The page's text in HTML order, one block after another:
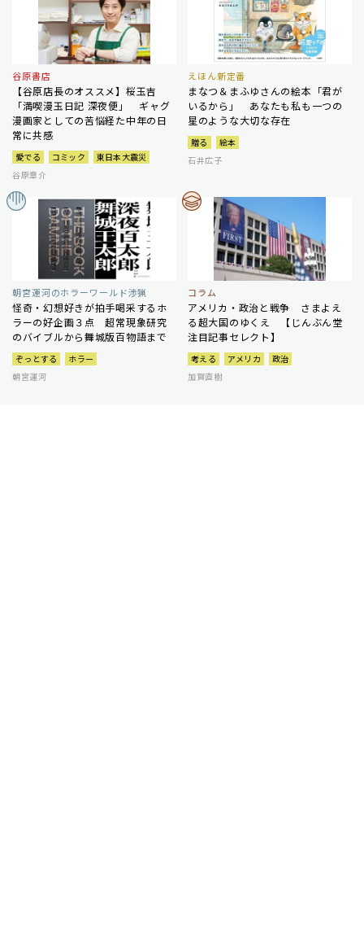
谷原書店
【谷原店長のオススメ】桜玉吉
「満喫漫玉日記 深夜便」 ギャグ
漫画家としての苦悩経た中年の日
常に共感
愛でる コミック
東日本大震災
谷原章介
えほん新定番
まなつ＆まふゆさんの絵本「君が
いるから」 あなたも私も一つの
星のような大切な存在
贈る
絵本
石井広子
朝宮運河のホラーワールド渉猟
怪奇・幻想好きが拍手喝采するホ
ラーの好企画３点 超常現象研究
のバイブルから舞城版百物語まで
ぞっとする
ホラー
朝宮運河
コラム
アメリカ・政治と戦争 さまよえ
る超大国のゆくえ 【じんぶん堂
注目記事セレクト】
考える アメリカ
政治
加賀直樹